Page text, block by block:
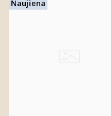
Naujiena